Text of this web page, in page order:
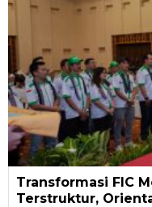
Transformasi FIC
Terstruktur,